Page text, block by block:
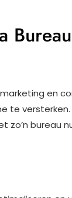
en
te versterken.
zo’n bureau